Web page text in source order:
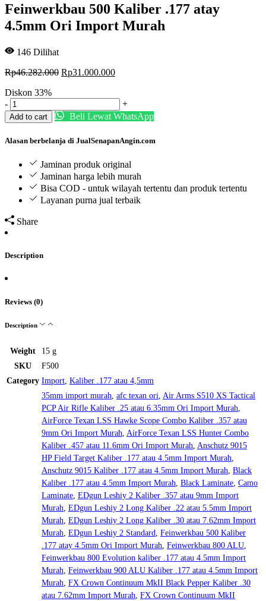
Feinwerkbau 500 Kaliber .177 atay
4.5mm Ori Import Murah
146 Dilihat
Rp46.282.000 Original
Rp31.000.000Current
Rp31.000.000.
Diskon 33%
- Feinwerkbau
500
Kaliber
atay
Ori
Import
Murah
quantity
+
Add to cart Beli Lewat WhatsApp
Alasan berbelanja di JualSenapanAngin.com
Jaminan produk original
Jaminan harga lebih murah
Bisa COD - untuk wilayah tertentu dan produk tertentu
Layanan purna jual terbaik
Share
Description
Reviews (0)
Description
Weight
15 g
SKU
F500
Category Import, Kaliber .177 atau 4,5mm
35mm import murah, afc texan ori, Air Arms S510 XS Tactical
PCP Air Rifle Kaliber .25 atau 6.35mm Ori Import Murah,
AirForce Texan LSS Hawke Scope Combo Kaliber .357 atau
9mm Ori Import Murah, AirForce Texan LSS Hunter Combo
Kaliber .457 atau 11.6mm Ori Import Murah, Anschutz 9015
HP Field Target Kaliber .177 atau 4.5mm Import Murah,
Anschutz 9015 Kaliber .177 atau 4.5mm Import Murah, Black
Kaliber .177 atau 4.5mm Import Murah, Black Laminate, Camo
Laminate, EDgun Leshiy 2 Kaliber .357 atau 9mm Import
Murah, EDgun Leshiy 2 Long Kaliber .22 atau 5.5mm Import
Murah, EDgun Leshiy 2 Long Kaliber .30 atau 7.62mm Import
Murah, EDgun Leshiy 2 Standard, Feinwerkbau 500 Kaliber
.177 atay 4.5mm Ori Import Murah, Feinwerkbau 800 ALU,
Feinwerkbau 800 Evolution kaliber .177 atau 4.5mm Import
Murah, Feinwerkbau 900 ALU Kaliber .177 atau 4.5mm Import
Murah, FX Crown Continuum MkII Black Pepper Kaliber .30
atau 7.62mm Import Murah, FX Crown Continuum MkII